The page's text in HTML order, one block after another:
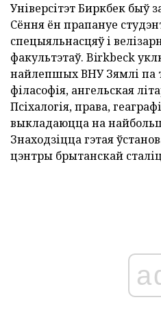
Універсітэт Биркбек быў
Сёння ён прапануе
спецыяльнасцяў і
факультэтаў. Birkbeck
найлепшых ВНУ Зямлі па
філасофія, ангельская
Псіхалогія, права,
выкладаюцца на
Знаходзіцца гэтая
цэнтры брытанскай